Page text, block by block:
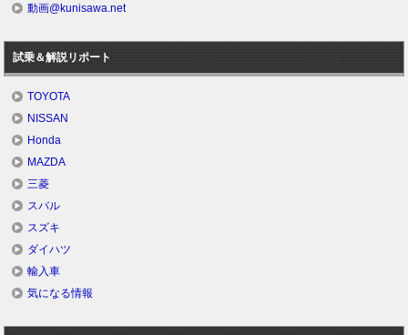
動画@kunisawa.net
試乗＆解説リポート
TOYOTA
NISSAN
Honda
MAZDA
三菱
スバル
スズキ
ダイハツ
輸入車
気になる情報